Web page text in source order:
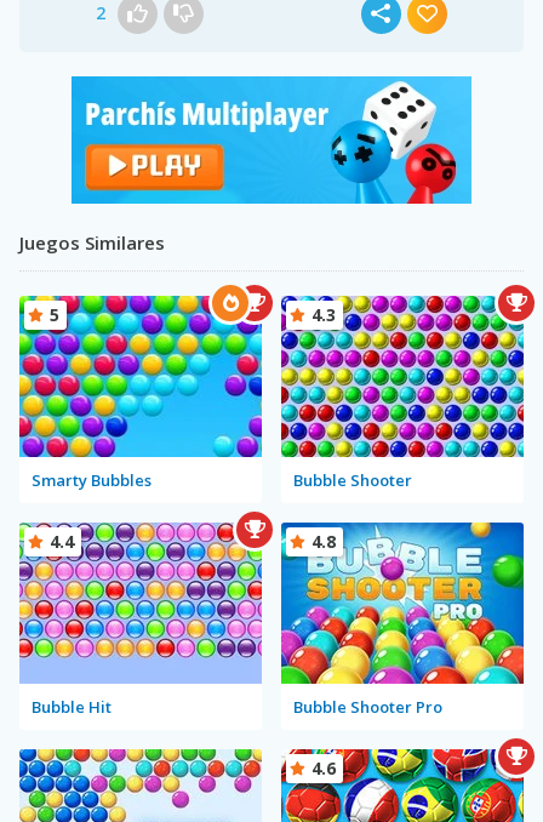
2
Juegos Similares
Smarty Bubbles
5
Bubble Shooter
4.3
Bubble Hit
4.4
Bubble Shooter Pro
4.8
4.6